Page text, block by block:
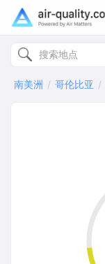
南美洲 哥伦比亚